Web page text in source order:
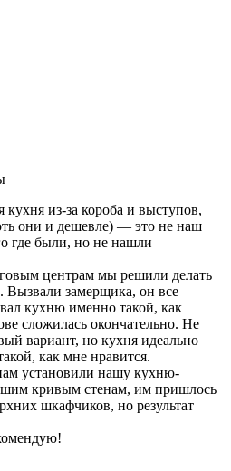
кухня из-за короба и выступов,
они и дешевле) — это не наш
где были, но не нашли
центрам мы решили делать
Вызвали замерщика, он все
кухню именно такой, как
сложилась окончательно. Не
вариант, но кухня идеально
как мне нравится.
установили нашу кухню-
кривым стенам, им пришлось
шкафчиков, но результат